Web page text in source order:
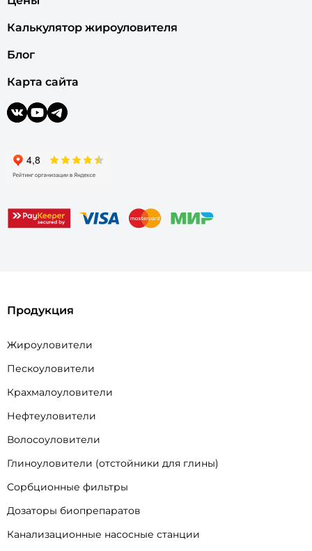
Калькулятор жироуловителя
Блог
Карта сайта
Продукция
Жироуловители
Пескоуловители
Крахмалоуловители
Нефтеуловители
Волосоуловители
Глиноуловители (отстойники для глины)
Сорбционные фильтры
Дозаторы биопрепаратов
Канализационные насосные станции